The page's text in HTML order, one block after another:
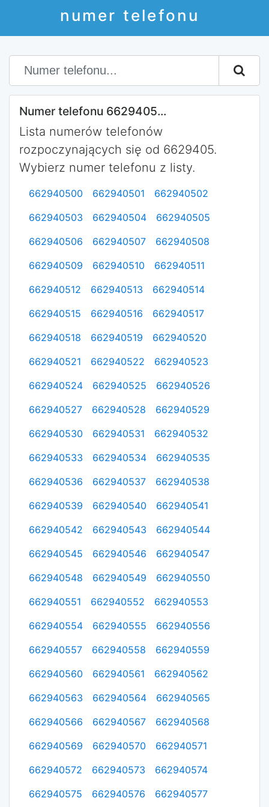
numer telefonu
Numer telefonu 6629405...
Lista numerów telefonów
rozpoczynających się od 6629405.
Wybierz numer telefonu z listy.
662940500 662940501
662940502
662940503
662940504
662940505
662940506
662940507
662940508
662940509
662940510
662940511
662940512
662940513
662940514
662940515
662940516
662940517
662940518
662940519
662940520
662940521
662940522
662940523
662940524
662940525
662940526
662940527
662940528
662940529
662940530
662940531
662940532
662940533
662940534
662940535
662940536
662940537
662940538
662940539
662940540
662940541
662940542
662940543
662940544
662940545
662940546
662940547
662940548
662940549
662940550
662940551
662940552
662940553
662940554
662940555
662940556
662940557
662940558
662940559
662940560
662940561
662940562
662940563
662940564
662940565
662940566
662940567
662940568
662940569
662940570
662940571
662940572
662940573
662940574
662940575
662940576 662940577